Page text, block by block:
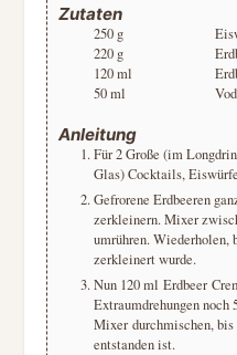
Zutaten
250 g
220 g
120 ml
50 ml
Anleitung
Für 2 Große (im
Glas) Cocktails,
Gefrorene Erdbeeren
zerkleinern. Mixer
umrühren. Wiederholen,
zerkleinert wurde.
Nun 120 ml Erdbeer
Extraumdrehungen
Mixer durchmischen,
entstanden ist.